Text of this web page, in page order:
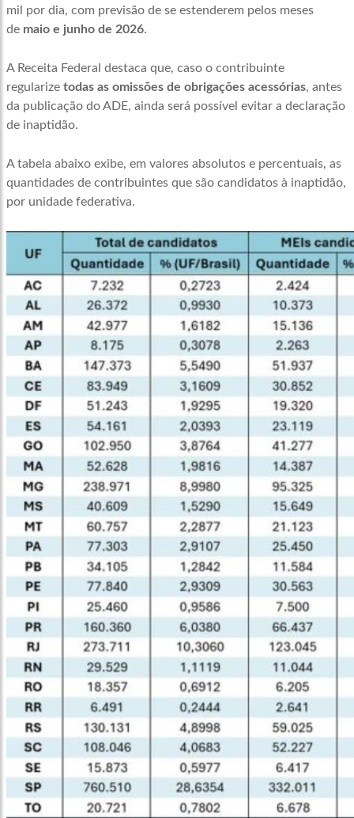
mil por dia, com previsão de se estenderem pelos meses
de maio e junho de 2026.
A Receita Federal destaca que, caso o contribuinte
regularize todas as omissões de obrigações acessórias, antes
da publicação do ADE, ainda será possível evitar a declaração
de inaptidão.
A tabela abaixo exibe, em valores absolutos e percentuais, as
quantidades de contribuintes que são candidatos à inaptidão,
por unidade federativa.